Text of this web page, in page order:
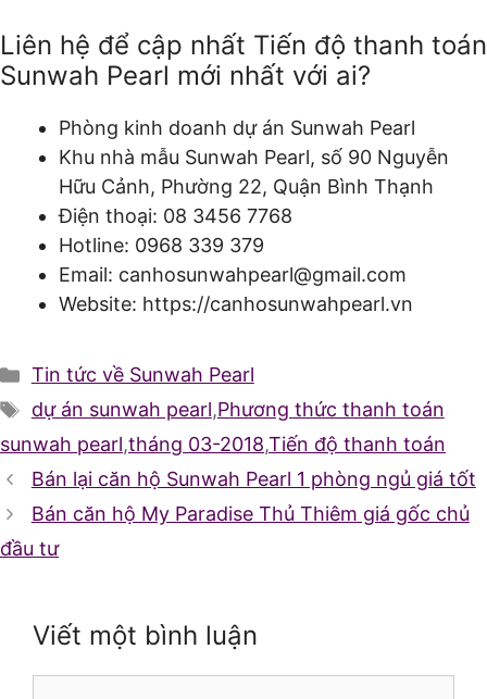
Liên hệ để cập nhất Tiến độ thanh toán
Sunwah Pearl mới nhất với ai?
Phòng kinh doanh dự án Sunwah Pearl
Khu nhà mẫu Sunwah Pearl, số 90 Nguyễn
Hữu Cảnh, Phường 22, Quận Bình Thạnh
Điện thoại: 08 3456 7768
Hotline: 0968 339 379
Email: canhosunwahpearl@gmail.com
Website: https://canhosunwahpearl.vn
Danh
mục
Tin tức về Sunwah Pearl
Thẻ
dự án sunwah pearl,Phương thức thanh toán
sunwah pearl,tháng 03-2018,Tiến độ thanh toán
Bán lại căn hộ Sunwah Pearl 1 phòng ngủ giá tốt
Bán căn hộ My Paradise Thủ Thiêm giá gốc chủ
đầu tư
Viết một bình luận